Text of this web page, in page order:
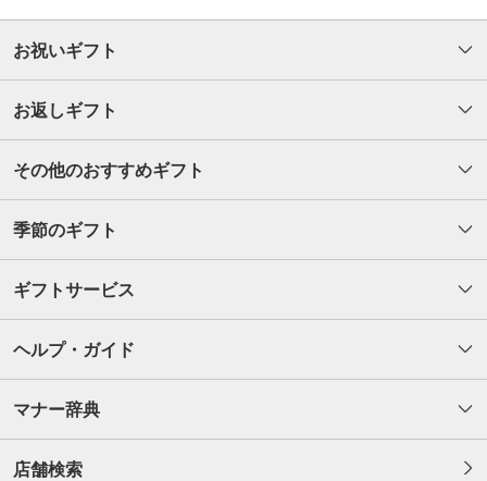
お祝いギフト
お返しギフト
その他のおすすめギフト
季節のギフト
ギフトサービス
ヘルプ・ガイド
マナー辞典
店舗検索